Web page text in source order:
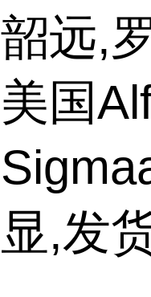
韶远,
美国
显,发